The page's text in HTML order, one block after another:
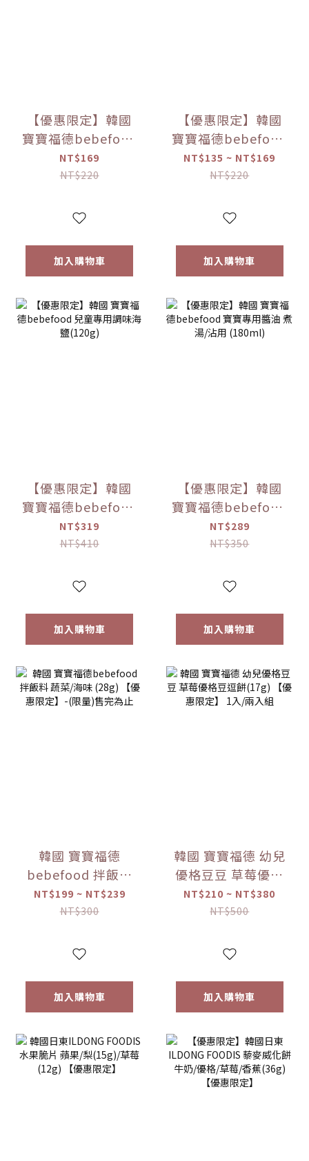
【優惠限定】韓國
寶寶福德bebefood
米餅 原味/蘋果/梨/
紅薯/南瓜 (20g)
NT$169
NT$220
加入購物車
【優惠限定】韓國
寶寶福德bebefood
糙米餅 磨牙餅乾 蔬
菜/水果 (25g) 【優
NT$135 ~ NT$169
NT$220
加入購物車
【優惠限定】韓國
寶寶福德bebefood
兒童專用調味海鹽
(120g)
NT$319
NT$410
加入購物車
【優惠限定】韓國
寶寶福德bebefood
寶寶專用醬油 煮湯/
沾用 (180ml)
NT$289
NT$350
加入購物車
韓國 寶寶福德
bebefood 拌飯料
蔬菜/海味 (28g)
【優惠限定】-(限
NT$199 ~ NT$239
NT$300
加入購物車
韓國 寶寶福德 幼兒
優格豆豆 草莓優格
豆逗餅(17g) 【優惠
限定】 1入/兩入組
NT$210 ~ NT$380
NT$500
加入購物車